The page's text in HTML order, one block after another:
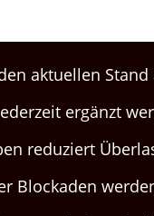
aktuellen
ergänzt
reduziert
Blockaden